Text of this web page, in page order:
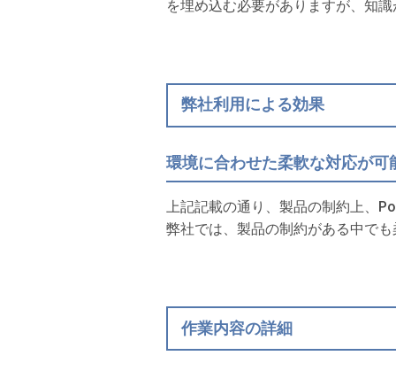
を埋め込む必要がありますが、知
弊社利用による効果
環境に合わせた柔軟な対応が可
上記記載の通り、製品の制約上、
弊社では、製品の制約がある中で
作業内容の詳細